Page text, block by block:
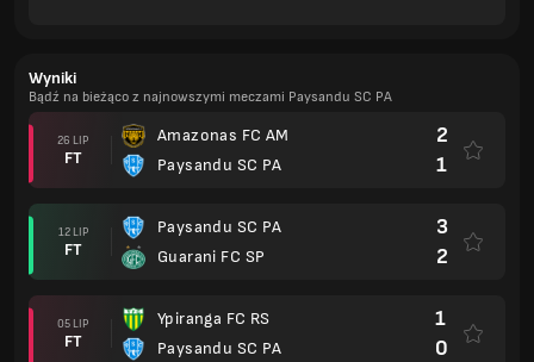
Wyniki
Bądź na bieżąco z najnowszymi meczami Paysandu SC PA
26 LIP
FT
Amazonas FC AM
Paysandu SC PA
2
1
12 LIP
FT
Paysandu SC PA
Guarani FC SP
3
2
05 LIP
FT
Ypiranga FC RS
Paysandu SC PA
1
0